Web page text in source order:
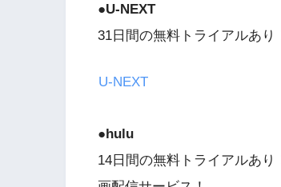
●U-NEXT
31日間の無料トライアルあり
U-NEXT
●hulu
14日間の無料トライアルあ